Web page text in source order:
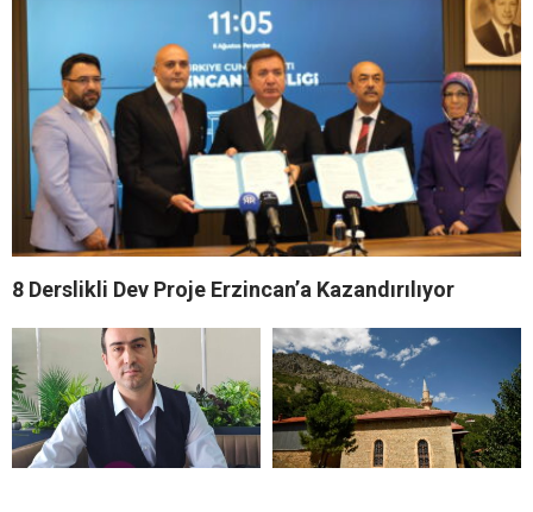
8 Derslikli Dev Proje Erzincan’a Kazandırılıyor